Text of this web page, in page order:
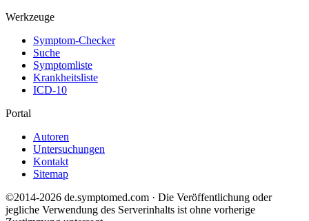
Werkzeuge
Symptom-Checker
Suche
Symptomliste
Krankheitsliste
ICD-10
Portal
Autoren
Untersuchungen
Kontakt
Sitemap
©2014-2026 de.symptomed.com · Die Veröffentlichung oder
jegliche Verwendung des Serverinhalts ist ohne vorherige